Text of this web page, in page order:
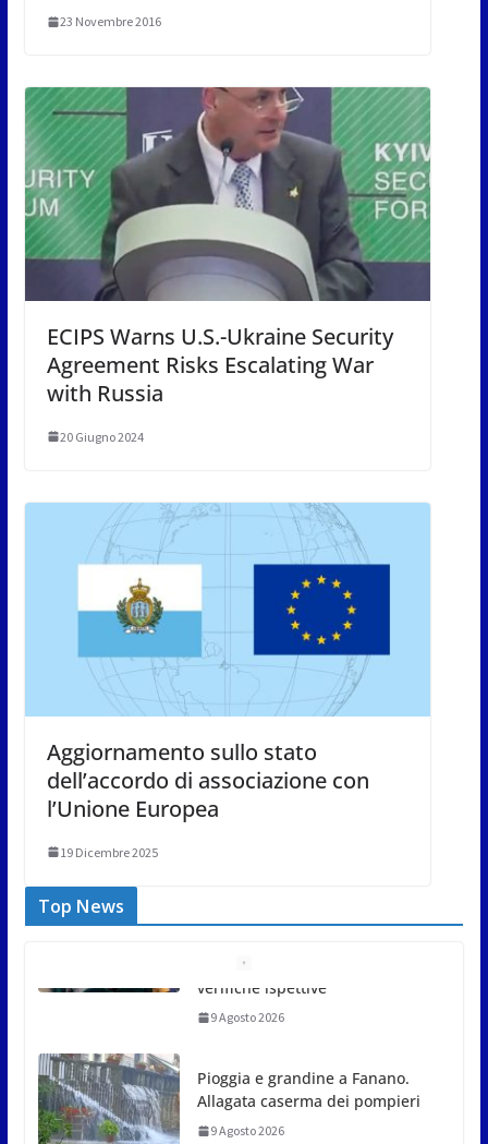
23 Novembre 2016
ECIPS Warns U.S.-Ukraine Security
Agreement Risks Escalating War
with Russia
20 Giugno 2024
Aggiornamento sullo stato
dell’accordo di associazione con
l’Unione Europea
19 Dicembre 2025
Top News
Pioggia e grandine a Fanano.
Nicole Conti trionfa a San